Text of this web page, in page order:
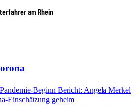
am Rhein
Beginn Bericht: Angela Merkel
Einschätzung geheim